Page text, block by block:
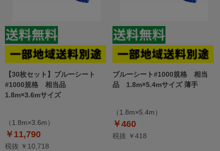
【30枚セット】ブルーシート
#1000規格 相当品
1.8m×3.6mサイズ
（1.8m×3.6m）
￥11,790
税抜 ￥10,718
ブルーシート#1000規格 相当
品 1.8m×5.4mサイズ 薄手
（1.8m×5.4m）
￥460
税抜 ￥418